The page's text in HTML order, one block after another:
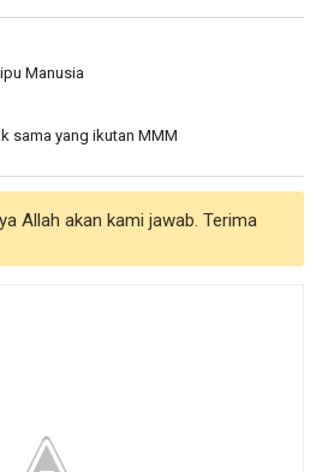
Manusia
sama yang ikutan MMM
Allah akan kami jawab. Terima